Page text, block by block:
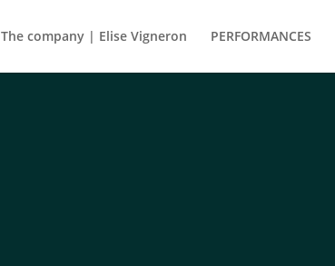
The company | Elise Vigneron PERFORMANCES